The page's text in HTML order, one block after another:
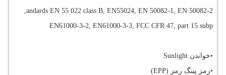
andards EN 55 022 class B, EN55024, EN 50082-1, EN 50082-2
EN61000-3-2, EN61000-3-3, FCC CFR 47, part 15 subp
•خواندن Sunlight
•رمز پینگ رمز (EPP
)